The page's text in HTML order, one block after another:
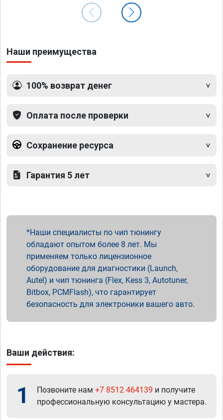
Наши преимущества
100% возврат денег
Оплата после проверки
Сохранение ресурса
Гарантия 5 лет
Наши специалисты по чип тюнингу
обладают опытом более 8 лет. Мы
применяем только лицензионное
оборудование для диагностики (Launch,
Autel) и чип тюнинга (Flex, Kess 3, Autotuner,
Bitbox, PCMFlash), что гарантирует
безопасность для электроники вашего авто.
Ваши действия:
1 Позвоните нам +7 8512 464139 и получите
профессиональную консультацию у мастера.